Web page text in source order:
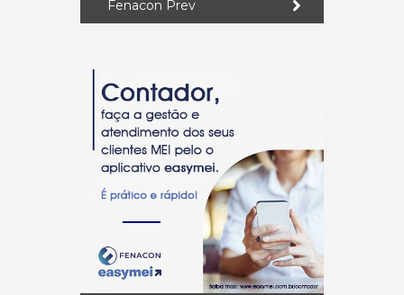
Fenacon Prev